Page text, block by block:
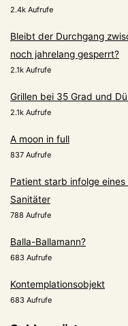
2.4k Aufrufe
Bleibt der Durchgang
noch jahrelang gesperrt?
2.1k Aufrufe
Grillen bei 35 Grad und
2.1k Aufrufe
A moon in full
837 Aufrufe
Patient starb infolge
Sanitäter
788 Aufrufe
Balla-Ballamann?
683 Aufrufe
Kontemplationsobjekt
683 Aufrufe